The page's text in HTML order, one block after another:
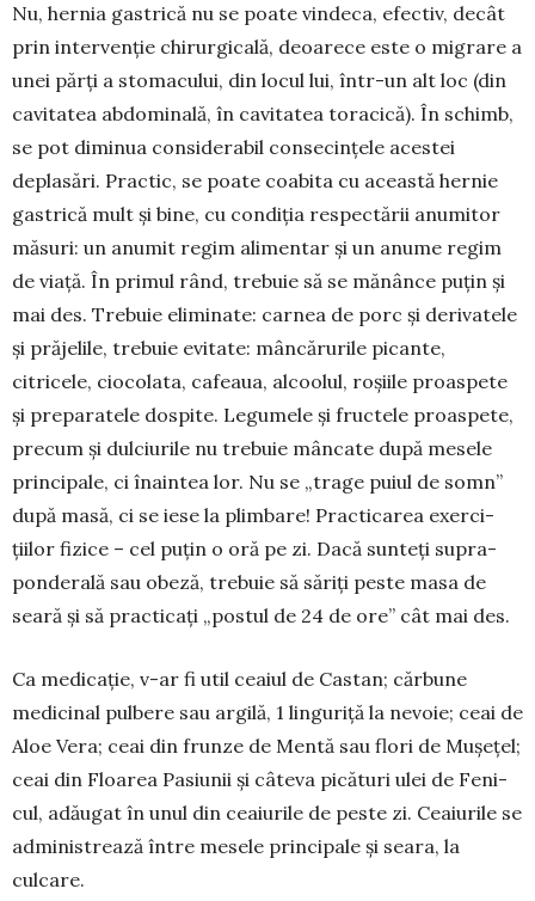
Nu, hernia gastrică nu se poate vindeca, efectiv, decât
prin intervenţie chirurgicală, deoarece este o migrare a
unei părţi a stomacului, din locul lui, într-un alt loc (din
cavitatea abdominală, în cavi­tatea toracică). În schimb,
se pot diminua consi­derabil consecinţele acestei
deplasări. Practic, se poate coabita cu această hernie
gastrică mult şi bine, cu condiția respectării anumitor
măsuri: un anumit regim alimentar şi un anume regim
de viaţă. În primul rând, trebuie să se mănânce puţin şi
mai des. Trebuie eliminate: carnea de porc şi derivatele
şi prăjelile, trebuie evitate: mâncă­rurile picante,
citricele, ciocolata, cafeaua, al­coolul, roşiile proaspete
şi preparatele dospite. Legumele şi fructele proaspete,
pre­cum şi dulciu­rile nu trebuie mâncate după mesele
prin­cipale, ci înain­tea lor. Nu se „trage puiul de somn”
după masă, ci se iese la plimbare! Practica­rea exerci­
ţiilor fi­zice – cel puţin o oră pe zi. Dacă sunteţi supra­
ponderală sau obeză, trebuie să săriţi peste masa de
seară şi să practicaţi „postul de 24 de ore” cât mai des.
Ca medicaţie, v-ar fi util ceaiul de Castan; cărbune
medicinal pulbere sau ar­gilă, 1 linguriţă la nevoie; ceai de
Aloe Vera; ceai din frunze de Mentă sau flori de Muşeţel;
ceai din Floarea Pa­siunii şi câteva picături ulei de Feni­
cul, adăugat în unul din ceaiurile de peste zi. Ceaiu­rile se
administrează între mesele principale și seara, la
culcare.